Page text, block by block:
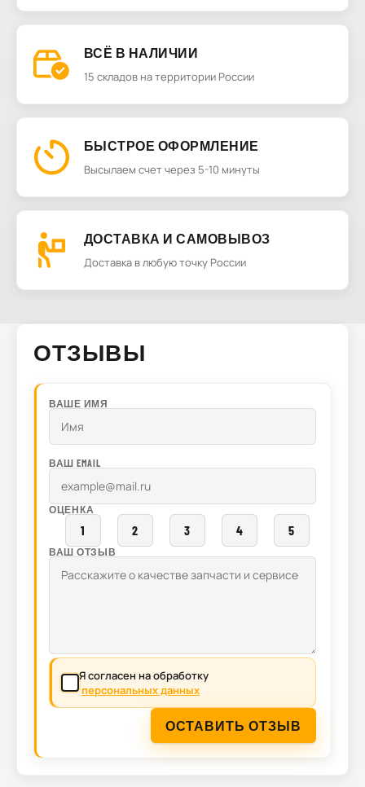
ВСЁ В НАЛИЧИИ
15 складов на территории России
БЫСТРОЕ ОФОРМЛЕНИЕ
Высылаем счет через 5-10 минуты
ДОСТАВКА И САМОВЫВОЗ
Доставка в любую точку России
ОТЗЫВЫ
ВАШЕ ИМЯ
ВАШ EMAIL
ОЦЕНКА
1 2 3 4 5
ВАШ ОТЗЫВ
Я согласен на обработку
персональных данных
ОСТАВИТЬ ОТЗЫВ